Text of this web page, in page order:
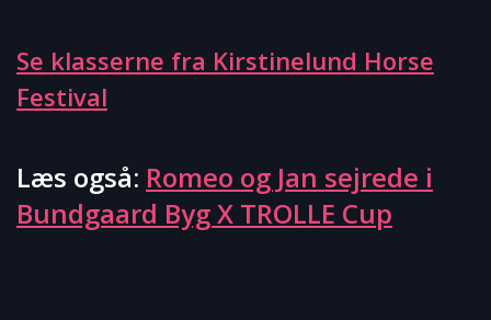
Se klasserne fra Kirstinelund Horse
Festival
Læs også: Romeo og Jan sejrede i
Bundgaard Byg X TROLLE Cup